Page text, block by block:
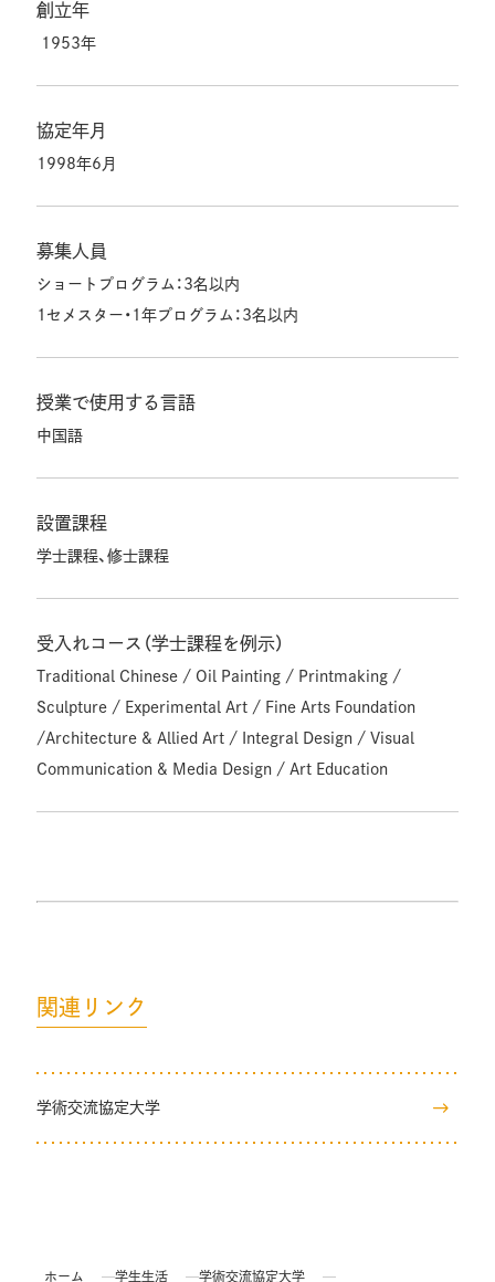
創立年
1953年
協定年月
1998年6月
募集人員
ショートプログラム：3名以内
1セメスター・1年プログラム：3名以内
授業で使用する言語
中国語
設置課程
学士課程、修士課程
受入れコース（学士課程を例示）
Traditional Chinese / Oil Painting / Printmaking /
Sculpture / Experimental Art / Fine Arts Foundation
/Architecture & Allied Art / Integral Design / Visual
Communication & Media Design / Art Education
関連リンク
学術交流協定大学
ホーム 学生生活 学術交流協定大学